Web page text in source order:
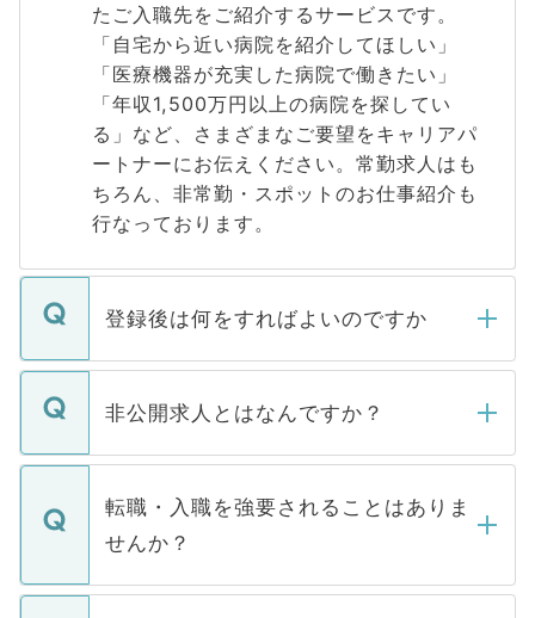
たご入職先をご紹介するサービスです。
「自宅から近い病院を紹介してほしい」
「医療機器が充実した病院で働きたい」
「年収1,500万円以上の病院を探してい
る」など、さまざまなご要望をキャリアパ
ートナーにお伝えください。常勤求人はも
ちろん、非常勤・スポットのお仕事紹介も
行なっております。
登録後は何をすればよいのですか
ご登録いただきましたら、弊社担当者がご
登録内容を確認し、その後メールもしくは
ます。通常、5営業日以内にはご連絡をせて
いただきますので、しばらくお待ちくださ
非公開求人とはなんですか？
マイナビDOCTORで取り扱っている求人の
うち約3割は、Webサイトからご覧いただ
けない「非公開求人」です。非公開求人は
下記の理由によって、一般には公開してい
ません。
転職・入職を強要されることはありま
せんか？
転職・入職を強要することは一切ありませ